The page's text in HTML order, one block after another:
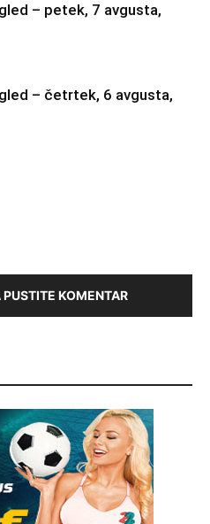
– petek, 7 avgusta,
– četrtek, 6 avgusta,
KOMENTAR